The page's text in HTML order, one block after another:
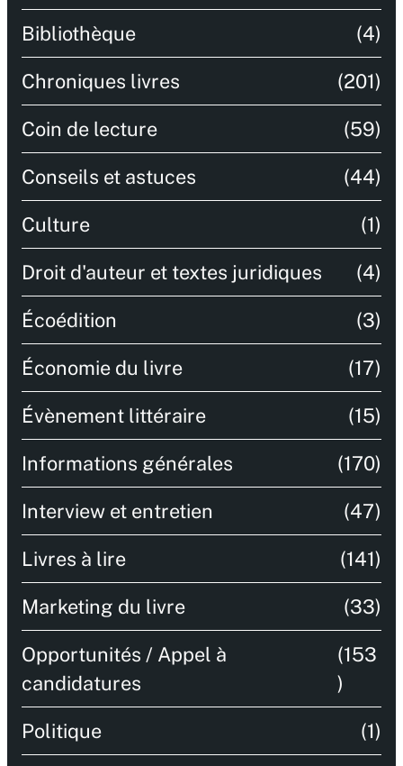
Bibliothèque (4)
Chroniques livres (201)
Coin de lecture (59)
Conseils et astuces (44)
Culture (1)
Droit d'auteur et textes juridiques (4)
Écoédition (3)
Économie du livre (17)
Évènement littéraire (15)
Informations générales (170)
Interview et entretien (47)
Livres à lire (141)
Marketing du livre (33)
Opportunités / Appel à
candidatures
(153
)
Politique (1)